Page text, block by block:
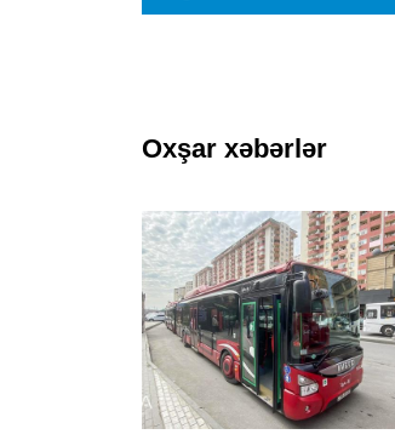
Oxşar xəbərlər